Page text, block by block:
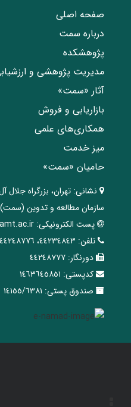
صفحه اصلی
درباره سمت
پژوهشکده
مدیریت پژوهشی و
آثار «سمت»
بازاریابی و فروش
همکاری‌های علمی
میز خدمت
حامیان «سمت»
نشانی: تهران، ‌بزرگراه ‌جلال
سازمان مطالعه و تدوین‌ (سمت)
پست الکترونیکی:
تلفن: ٤٤٢٣٤٨٤٣، ٤٤٢٤٨٧٧٦، ٤٤٢٤٧٦٣١
دورنگار: ٤٤٢٤٨٧٧٧
کدپستی: ١٤٦٣٦٤٥٨٥١
صندوق پستی: ١٤١٥٥/٦٣٨١